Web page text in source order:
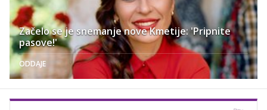
Začelo se je snemanje nove Kmetije: 'Pripnite
pasove!'
ODDAJE